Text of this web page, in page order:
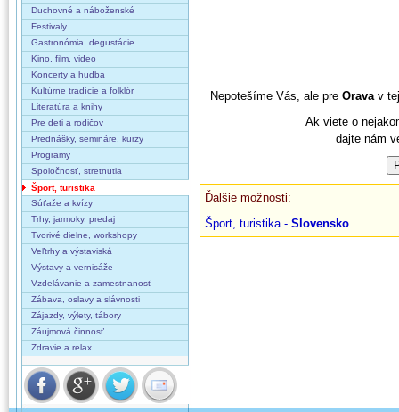
Duchovné a náboženské
Festivaly
Gastronómia, degustácie
Kino, film, video
Koncerty a hudba
Kultúrne tradície a folklór
Literatúra a knihy
Pre deti a rodičov
Prednášky, semináre, kurzy
Programy
Spoločnosť, stretnutia
Šport, turistika
Súťaže a kvízy
Trhy, jarmoky, predaj
Tvorivé dielne, workshopy
Veľtrhy a výstaviská
Výstavy a vernisáže
Vzdelávanie a zamestnanosť
Zábava, oslavy a slávnosti
Zájazdy, výlety, tábory
Záujmová činnosť
Zdravie a relax
Nepotešíme Vás, ale pre Oravav
Ak viete o
dajte nám
Ďalšie možnosti:
Šport, turistika - Slovensko